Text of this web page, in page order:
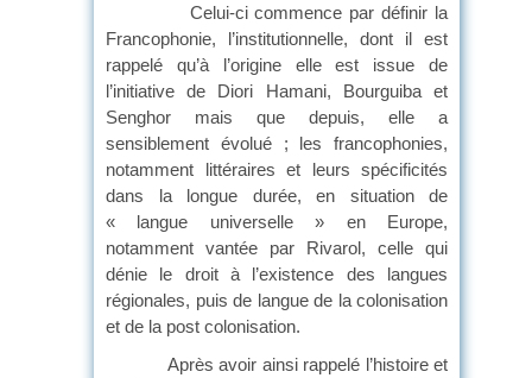
Celui-ci commence par définir la
Francophonie, l’institutionnelle, dont il est
rappelé qu’à l’origine elle est issue de
l’initiative de Diori Hamani, Bourguiba et
Senghor mais que depuis, elle a
sensiblement évolué ; les francophonies,
notamment littéraires et leurs spécificités
dans la longue durée, en situation de
« langue universelle » en Europe,
notamment vantée par Rivarol, celle qui
dénie le droit à l’existence des langues
régionales, puis de langue de la colonisation
et de la post colonisation.
Après avoir ainsi rappelé l’histoire et